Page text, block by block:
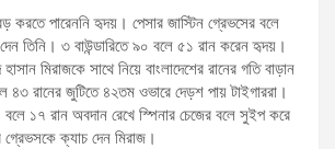
করতে পারেননি হৃদয়। পেসার জাস্টিন গ্রেভসের বলে
তিনি। ৩ বাউন্ডারিতে ৯০ বলে ৫১ রান করেন হৃদয়।
মিরাজকে সাথে নিয়ে বাংলাদেশের রানের গতি বাড়ান
৪৩ রানের জুটিতে ৪২তম ওভারে দেড়শ পায় টাইগাররা।
১৭ রান অবদান রেখে স্পিনার চেজের বলে সুইপ করে
গ্রেভসকে ক্যাচ দেন মিরাজ।